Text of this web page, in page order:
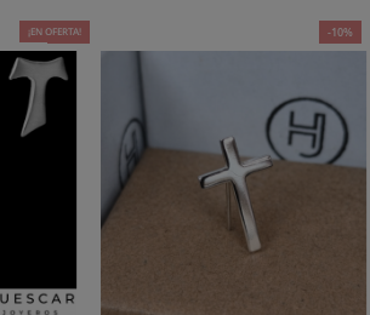
-18%
¡EN OFERTA! -10%